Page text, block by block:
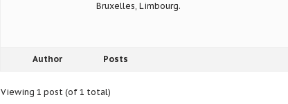
Bruxelles, Limbourg.
Author Posts
Viewing 1 post (of 1 total)